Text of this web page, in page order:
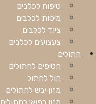
טיפוח לכלבים
מיטות לכלבים
ציוד לכלבים
צעצועים לכלבים
חתולים
חטיפים לחתולים
חול לחתול
מזון יבש לחתולים
מזון רפואי לחתולים